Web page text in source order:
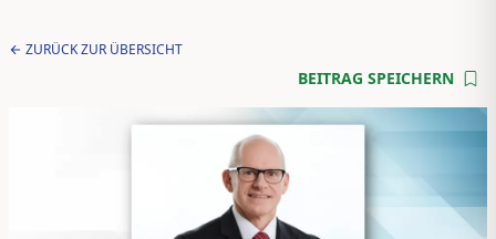
ZURÜCK ZUR ÜBERSICHT
BEITRAG SPEICHERN